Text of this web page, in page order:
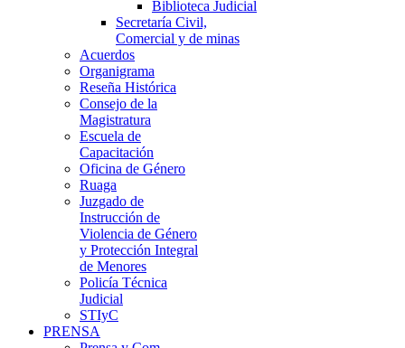
Biblioteca Judicial
Secretaría Civil,
Comercial y de minas
Acuerdos
Organigrama
Reseña Histórica
Consejo de la
Magistratura
Escuela de
Capacitación
Oficina de Género
Ruaga
Juzgado de
Instrucción de
Violencia de Género
y Protección Integral
de Menores
Policía Técnica
Judicial
STIyC
PRENSA